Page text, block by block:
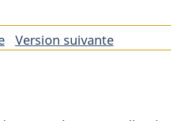
deVersion suivantede